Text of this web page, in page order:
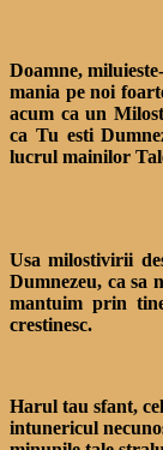
Doamne,
mania pe noi
acum ca un
ca Tu esti
lucrul mainilor
Usa milostivirii
Dumnezeu, ca sa
mantuim prin
crestinesc.
Harul tau sfant,
intunericul